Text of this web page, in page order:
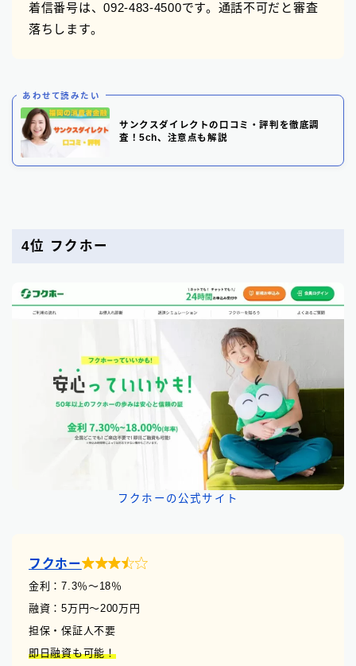
着信番号は、092-483-4500です。通話不可だと審査
落ちします。
あわせて読みたい
サンクスダイレクトの口コミ・評判を徹底調
査！5ch、注意点も解説
4位 フクホー
フクホーの公式サイト
フクホー
金利：7.3％〜18％
融資：5万円〜200万円
担保・保証人不要
即日融資も可能！